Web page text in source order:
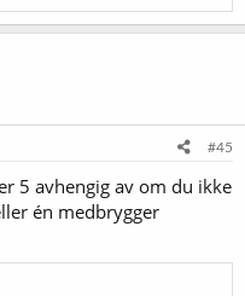
#45
5 avhengig av om du ikke
én medbrygger